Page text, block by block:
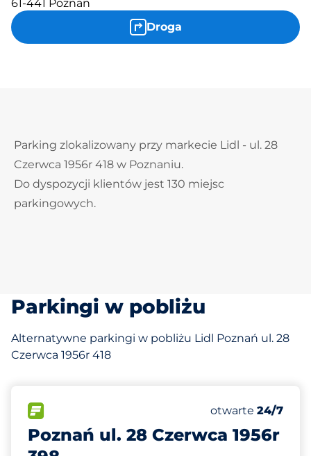
61-441 Poznan
Droga
Parking zlokalizowany przy markecie Lidl - ul. 28
Czerwca 1956r 418 w Poznaniu.
Do dyspozycji klientów jest 130 miejsc
parkingowych.
Parkingi w pobliżu
Alternatywne parkingi w pobliżu Lidl Poznań ul. 28
Czerwca 1956r 418
Poznań ul. 28 Czerwca 1956r
Liczba miejsc
Całkowita
Piątek&nbsp
otwarte 24/7
299 m